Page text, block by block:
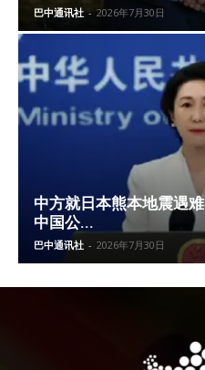
巴中通讯社 - 2026年7月30日
中方就日本熊本地震遇
中国公...
巴中通讯社 - 2026年7月30日